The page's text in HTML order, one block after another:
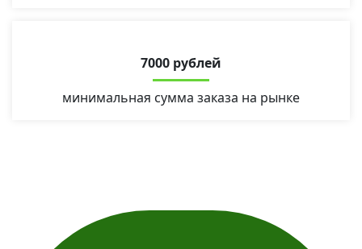
7000 рублей
минимальная сумма заказа на рынке